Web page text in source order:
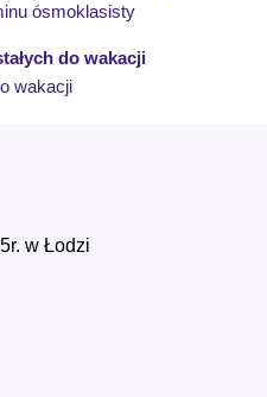
ósmoklasisty
do wakacji
wakacji
w Łodzi